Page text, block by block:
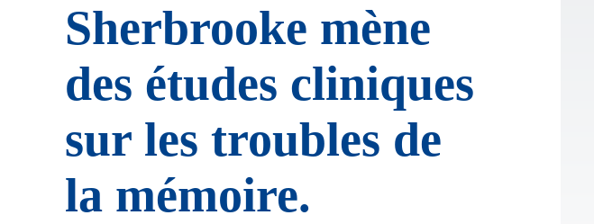
Sherbrooke mène
des études cliniques
sur les troubles de
la mémoire.